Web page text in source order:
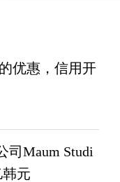
优惠，信用开
司Maum Studi
元